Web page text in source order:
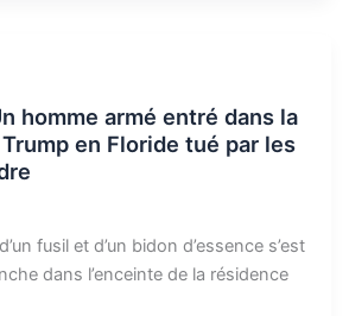
homme armé entré dans la
en Floride tué par les
fusil et d’un bidon d’essence s’est
dans l’enceinte de la résidence